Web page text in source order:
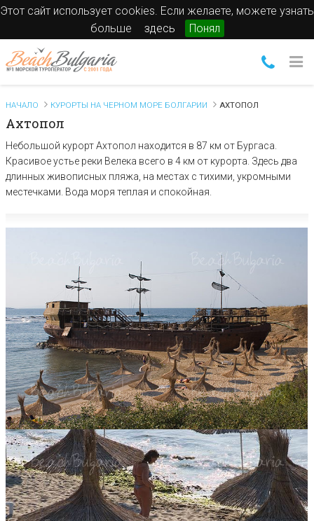
Этот сайт использует cookies. Если желаете, можете узнать
больше
здесь Понял
НАЧАЛО КУРОРТЫ НА ЧЕРНОМ МОРЕ БОЛГАРИИ АХТОПОЛ
Ахтопол
Небольшой курорт Ахтопол находится в 87 км от Бургаса.
Красивое устье реки Велека всего в 4 км от курорта. Здесь два
длинных живописных пляжа, на местах с тихими, укромными
местечками. Вода моря теплая и спокойная.